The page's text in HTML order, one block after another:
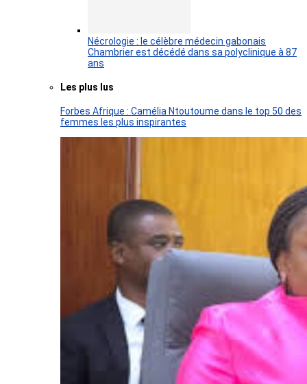
Nécrologie : le célèbre médecin gabonais
Chambrier est décédé dans sa polyclinique à 87
ans
Les plus lus
Forbes Afrique : Camélia Ntoutoume dans le top 50 des
femmes les plus inspirantes